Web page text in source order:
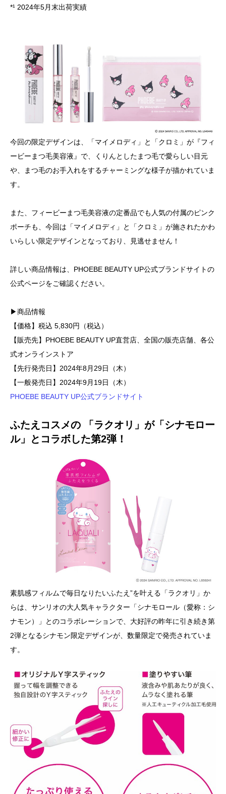
*¹ 2024年5月末出荷実績
今回の限定デザインは、「マイメロディ」と「クロミ」が『フィ
ービーまつ毛美容液』で、くりんとしたまつ毛で愛らしい目元
や、まつ毛のお手入れをするチャーミングな様子が描かれていま
す。
また、フィービーまつ毛美容液の定番品でも人気の付属のピンク
ポーチも、今回は「マイメロディ」と「クロミ」が施されたかわ
いらしい限定デザインとなっており、見逃せません！
詳しい商品情報は、PHOEBE BEAUTY UP公式ブランドサイトの
公式ページをご確認ください。
▶商品情報
【価格】税込 5,830円（税込）
【販売先】PHOEBE BEAUTY UP直営店、全国の販売店舗、各公
式オンラインストア
【先行発売日】2024年8月29日（木）
【一般発売日】2024年9月19日（木）
PHOEBE BEAUTY UP公式ブランドサイト
ふたえコスメの 「ラクオリ」が「シナモロー
ル」とコラボした第2弾！
素肌感フィルムで毎日なりたいふたえ”を叶える「ラクオリ」か
らは、サンリオの大人気キャラクター「シナモロール（愛称：シ
ナモン）」とのコラボレーションで、大好評の昨年に引き続き第
2弾となるシナモン限定デザインが、数量限定で発売されていま
す。